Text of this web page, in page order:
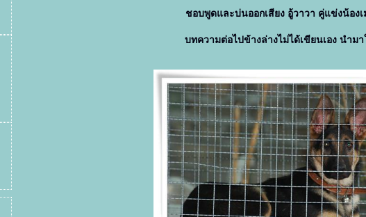
ชอบพูดและบ่นออกเสียง อู้วาวา คู่แข่งน้อง
บทความต่อไปข้างล่างไม่ได้เขียนเอง นำม